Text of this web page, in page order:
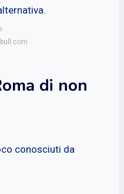
di non
conosciuti da